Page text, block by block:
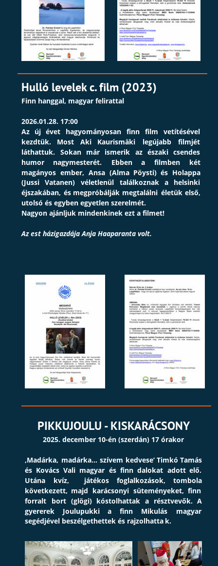
PIKKUJOULU - KISKARÁCSONY
2025. december 10-én (szerdán) 17 órakor
,Madárka, madárka… szívem kedvese’ Timkó Tamás
és Kovács Vali magyar és finn dalokat adott elő.
Utána
kvíz, játékos foglalkozások,
tombola
következett, majd karácsonyi süteményeket, finn
forralt
bort (glögi) kóstolhattak a résztvevők. A
gyererek
Joulupukki a finn Mikulás
magyar
segédjével beszélgethettek és rajzolhatta k.
Hulló levelek c. film (2023)
Finn hanggal, magyar felirattal
2026.01.28. 17:00
Az új évet hagyományosan finn film
vetítésével
kezdtük.
Most Aki Kaurismäki legújabb
filmjét
láthattuk. Sokan már ismerik az északi csendes
humor
nagymesterét. Ebben a filmben
két
magányos ember, Ansa (Alma Pöysti) és Holappa
(Jussi Vatanen) véletlenül találkoznak a
helsinki
éjszakában, és megpróbálják megtalálni életük első,
utolsó és egyben egyetlen szerelmét.
Nagyon ajánljuk mindenkinek ezt a filmet!
Az est házigazdája Anja Haaparanta volt.